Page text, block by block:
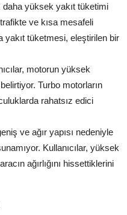
daha yüksek yakıt tüketimi
ve kısa mesafeli
yakıt tüketmesi, eleştirilen bir
motorun yüksek
Turbo motorların
rahatsız edici
ve ağır yapısı nedeniyle
Kullanıcılar, yüksek
ağırlığını hissettiklerini